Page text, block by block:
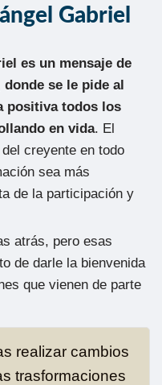
Gabriel
es un mensaje de
se le pide al
positiva todos los
en vida. El
creyente en todo
sea más
de la participación y
atrás, pero esas
de darle la bienvenida
que vienen de parte
realizar cambios
trasformaciones